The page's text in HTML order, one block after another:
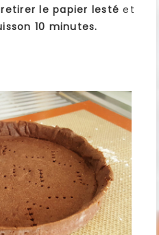
retirer le papier lesté et
10 minutes.